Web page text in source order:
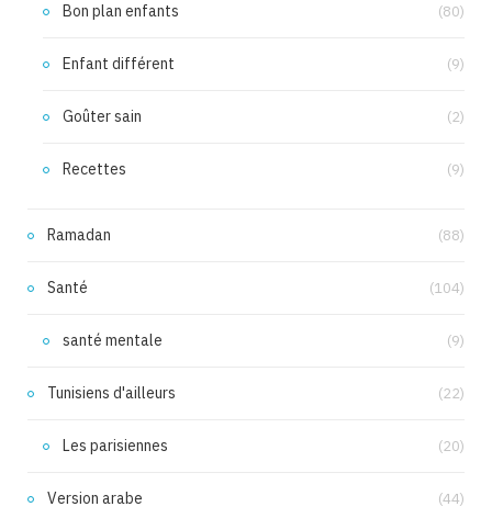
Bon plan enfants (80)
Enfant différent (9)
Goûter sain (2)
Recettes (9)
Ramadan (88)
Santé (104)
santé mentale (9)
Tunisiens d'ailleurs (22)
Les parisiennes (20)
Version arabe (44)